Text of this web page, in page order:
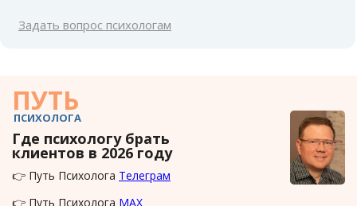
Задать вопрос психологам
ПУТЬ
ПСИХОЛОГА
Где психологу брать
клиентов в 2026 году
👉 Путь Психолога Телеграм
👉 Путь Психолога MAX